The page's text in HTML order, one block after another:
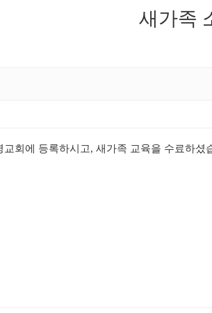
새가족
회에 등록하시고, 새가족 교육을 수료하셨